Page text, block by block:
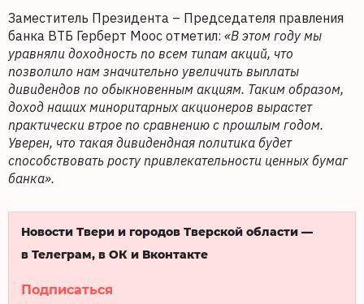
Заместитель Президента – Председателя правления
банка ВТБ Герберт Моос отметил: «В этом году мы
уравняли доходность по всем типам акций, что
позволило нам значительно увеличить выплаты
дивидендов по обыкновенным акциям. Таким образом,
доход наших миноритарных акционеров вырастет
практически втрое по сравнению с прошлым годом.
Уверен, что такая дивидендная политика будет
способствовать росту привлекательности ценных бумаг
банка».
Новости Твери и городов Тверской области —
в Телеграм, в ОК и Вконтакте
Подписаться